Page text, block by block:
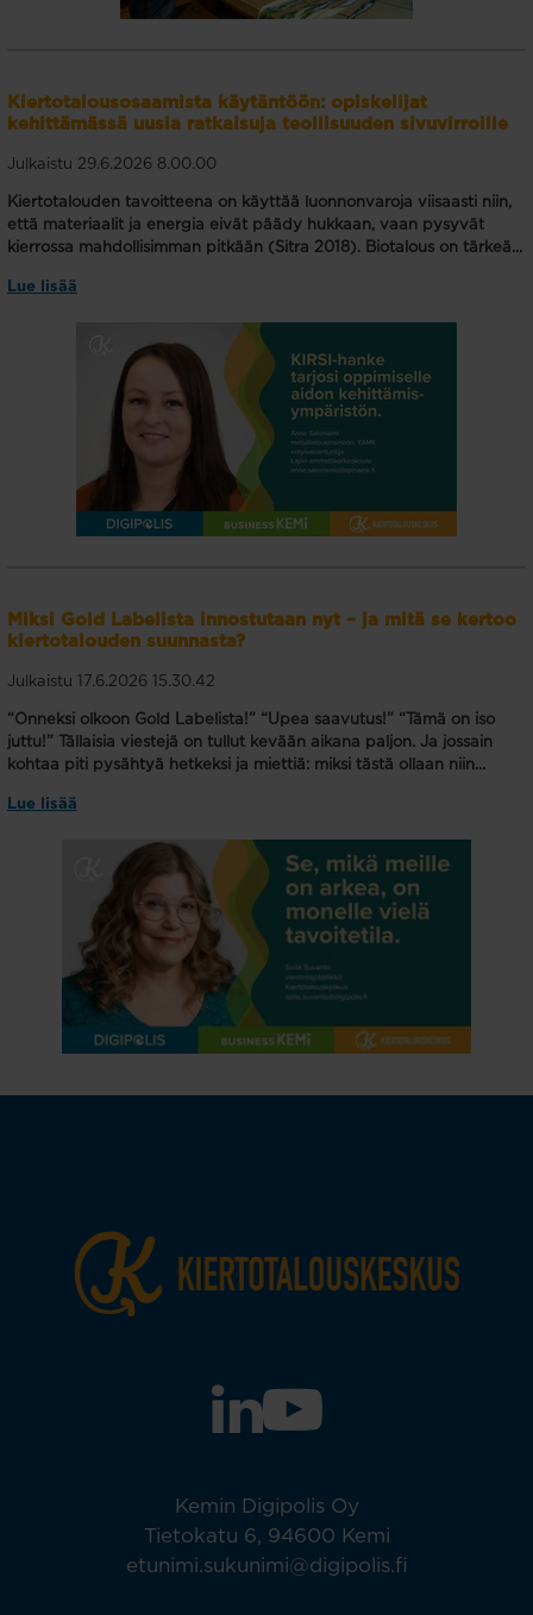
Kiertotalousosaamista käytäntöön: opiskelijat
kehittämässä uusia ratkaisuja teollisuuden sivuvirroille
Julkaistu 29.6.2026 8.00.00
Kiertotalouden tavoitteena on käyttää luonnonvaroja viisaasti niin,
että materiaalit ja energia eivät päädy hukkaan, vaan pysyvät
kierrossa mahdollisimman pitkään (Sitra 2018). Biotalous on tärkeä...
Lue lisää
Miksi Gold Labelista innostutaan nyt – ja mitä se kertoo
kiertotalouden suunnasta?
Julkaistu 17.6.2026 15.30.42
“Onneksi olkoon Gold Labelista!” “Upea saavutus!” “Tämä on iso
juttu!”
Tällaisia viestejä on tullut kevään aikana paljon. Ja jossain
kohtaa piti pysähtyä hetkeksi ja miettiä: miksi tästä ollaan niin...
Lue lisää
Kemin Digipolis Oy
Tietokatu 6, 94600 Kemi
etunimi.sukunimi@digipolis.fi